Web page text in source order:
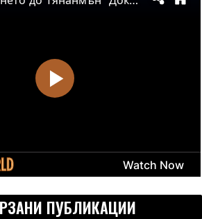
ПУБЛИКАЦИИ